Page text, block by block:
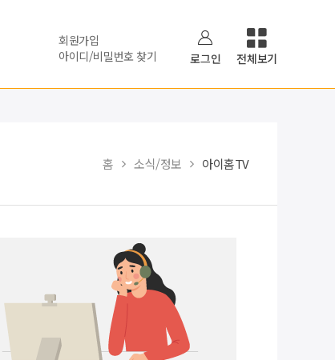
회원가입
아이디/비밀번호 찾기
로그인 전체보기
홈 소식/정보 아이홈TV